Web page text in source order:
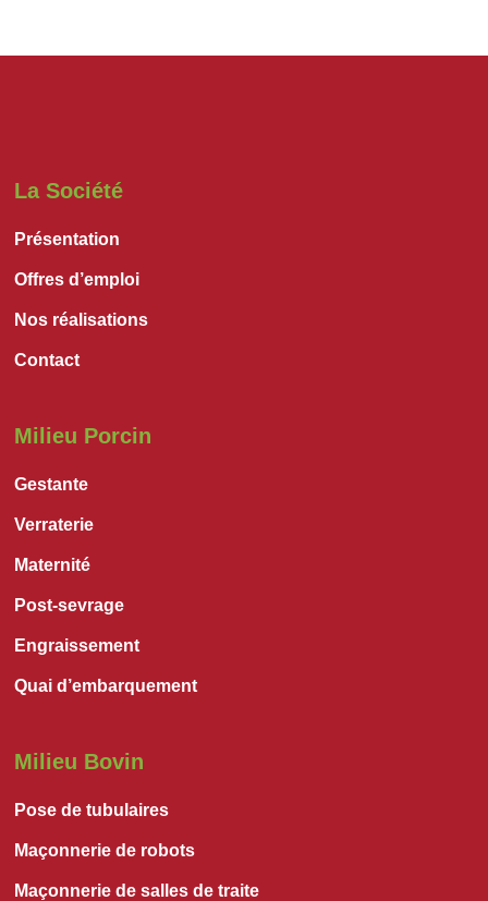
La Société
Présentation
Offres d’emploi
Nos réalisations
Contact
Milieu Porcin
Gestante
Verraterie
Maternité
Post-sevrage
Engraissement
Quai d’embarquement
Milieu Bovin
Pose de tubulaires
Maçonnerie de robots
Maçonnerie de salles de traite